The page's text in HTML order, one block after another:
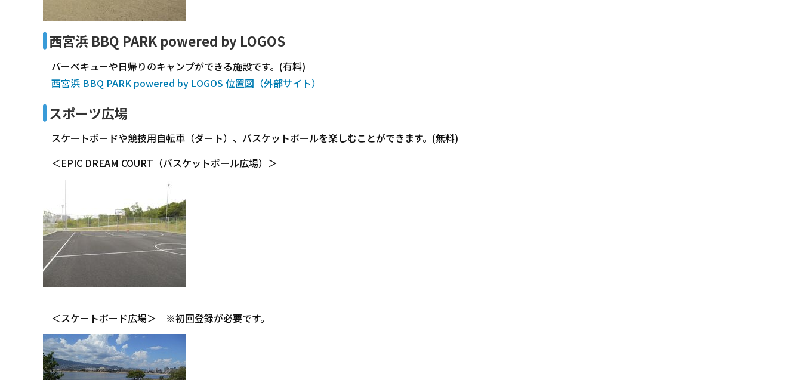
西宮浜 BBQ PARK powered by LOGOS
バーベキューや日帰りのキャンプができる施設です。(有料)
西宮浜 BBQ PARK powered by LOGOS 位置図（外部サイト）
スポーツ広場
スケートボードや競技用自転車（ダート）、バスケットボールを楽しむことができます。(無料)
＜EPIC DREAM COURT（バスケットボール広場）＞
＜スケートボード広場＞ ※初回登録が必要です。